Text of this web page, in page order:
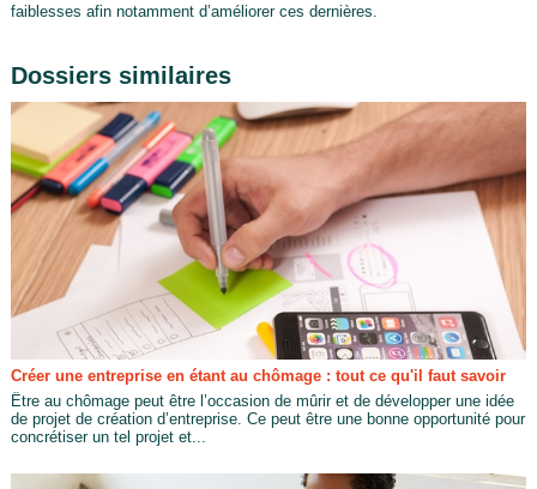
faiblesses afin notamment d’améliorer ces dernières.
Dossiers similaires
Créer une entreprise en étant au chômage : tout ce qu'il faut savoir
Être au chômage peut être l’occasion de mûrir et de développer une idée
de projet de création d’entreprise. Ce peut être une bonne opportunité pour
concrétiser un tel projet et...